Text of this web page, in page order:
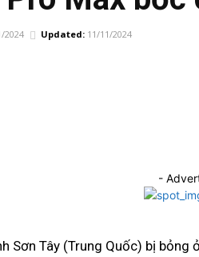
2024 Updated: 11/11/2024
-
Sơn Tây (Trung Quốc) bị bỏng